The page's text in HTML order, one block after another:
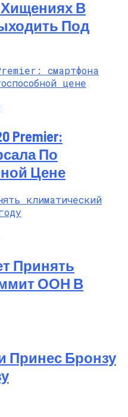
В
Под
Premier:
По
Цене
Принять
ООН В
Принес Бронзу